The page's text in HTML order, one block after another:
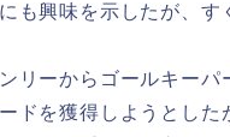
も興味を示したが、す
リーからゴールキーパ
ドを獲得しようとした